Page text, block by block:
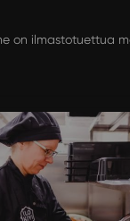
on ilmastotuettua